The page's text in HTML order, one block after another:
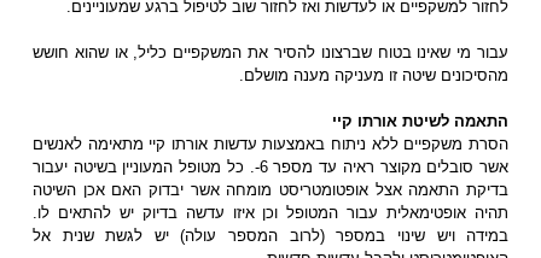
לחזור למשקפיים או לעדשות ואז לחזור שוב לטיפול ברגע שמעוניינים.
עבור מי שאינו בטוח שברצונו להסיר את המשקפיים כליל, או שהוא חושש
מהסיכונים שיטה זו מעניקה מענה מושלם.
התאמה לשיטת אורתו קיי
הסרת משקפיים ללא ניתוח באמצעות עדשות אורתו קיי מתאימה לאנשים
אשר סובלים מקוצר ראיה עד מספר 6-. כל מטופל המעוניין בשיטה יעבור
בדיקת התאמה אצל אופטומטריסט מומחה אשר יבדוק האם אכן השיטה
תהיה אופטימאלית עבור המטופל וכן איזו עדשה בדיוק יש להתאים לו.
במידה ויש שינוי במספר (לרוב המספר עולה) יש לגשת שנית אל